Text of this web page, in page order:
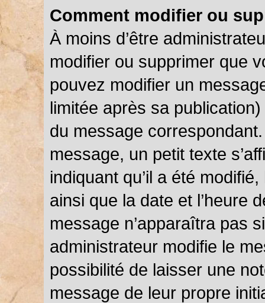
Comment modifier ou
À moins d’être
modifier ou supprimer que
pouvez modifier un
limitée après sa
du message
message, un petit texte
indiquant qu’il a été
ainsi que la date et l’heure
message n’apparaîtra pas
administrateur modifie le
possibilité de laisser une
message de leur propre